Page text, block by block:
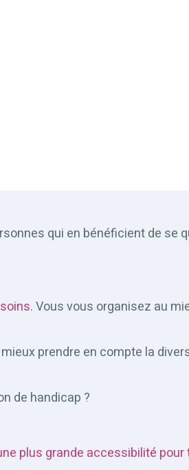
qui en bénéficient de se
. Vous vous organisez au
prendre en compte la
de handicap ?
plus grande accessibilité pour